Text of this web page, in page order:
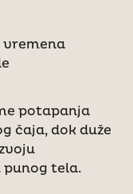
vremena
potapanja
čaja, dok duže
tela.